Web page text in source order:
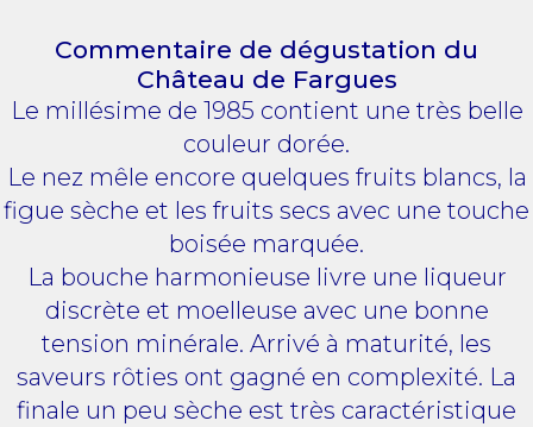
Commentaire de dégustation du
Château de Fargues
Le millésime de 1985 contient une très belle
couleur dorée.
Le nez mêle encore quelques fruits blancs, la
figue sèche et les fruits secs avec une touche
boisée marquée.
La bouche harmonieuse livre une liqueur
discrète et moelleuse avec une bonne
tension minérale. Arrivé à maturité, les
saveurs rôties ont gagné en complexité. La
finale un peu sèche est très caractéristique